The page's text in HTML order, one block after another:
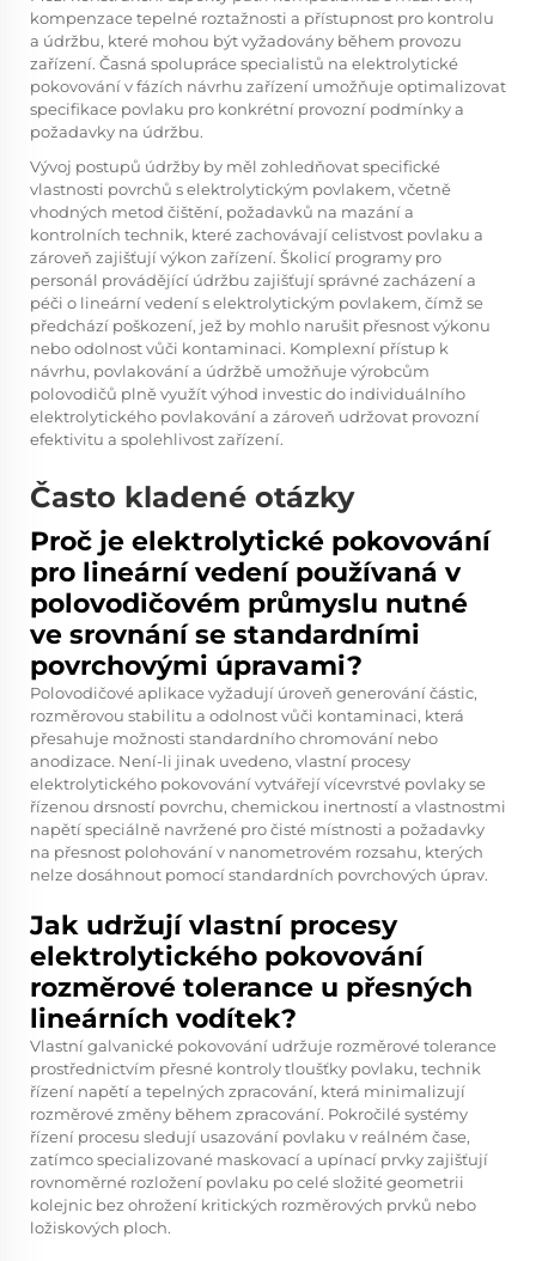
kompenzace tepelné roztažnosti a přístupnost pro kontrolu
a údržbu, které mohou být vyžadovány během provozu
zařízení. Časná spolupráce specialistů na elektrolytické
pokovování v fázích návrhu zařízení umožňuje optimalizovat
specifikace povlaku pro konkrétní provozní podmínky a
požadavky na údržbu.
Vývoj postupů údržby by měl zohledňovat specifické
vlastnosti povrchů s elektrolytickým povlakem, včetně
vhodných metod čištění, požadavků na mazání a
kontrolních technik, které zachovávají celistvost povlaku a
zároveň zajišťují výkon zařízení. Školicí programy pro
personál provádějící údržbu zajišťují správné zacházení a
péči o lineární vedení s elektrolytickým povlakem, čímž se
předchází poškození, jež by mohlo narušit přesnost výkonu
nebo odolnost vůči kontaminaci. Komplexní přístup k
návrhu, povlakování a údržbě umožňuje výrobcům
polovodičů plně využít výhod investic do individuálního
elektrolytického povlakování a zároveň udržovat provozní
efektivitu a spolehlivost zařízení.
Často kladené otázky
Proč je elektrolytické pokovování
pro lineární vedení používaná v
polovodičovém průmyslu nutné
ve srovnání se standardními
povrchovými úpravami?
Polovodičové aplikace vyžadují úroveň generování částic,
rozměrovou stabilitu a odolnost vůči kontaminaci, která
přesahuje možnosti standardního chromování nebo
anodizace. Není-li jinak uvedeno, vlastní procesy
elektrolytického pokovování vytvářejí vícevrstvé povlaky se
řízenou drsností povrchu, chemickou inertností a vlastnostmi
napětí speciálně navržené pro čisté místnosti a požadavky
na přesnost polohování v nanometrovém rozsahu, kterých
nelze dosáhnout pomocí standardních povrchových úprav.
Jak udržují vlastní procesy
elektrolytického pokovování
rozměrové tolerance u přesných
lineárních vodítek?
Vlastní galvanické pokovování udržuje rozměrové tolerance
prostřednictvím přesné kontroly tloušťky povlaku, technik
řízení napětí a tepelných zpracování, která minimalizují
rozměrové změny během zpracování. Pokročilé systémy
řízení procesu sledují usazování povlaku v reálném čase,
zatímco specializované maskovací a upínací prvky zajišťují
rovnoměrné rozložení povlaku po celé složité geometrii
kolejnic bez ohrožení kritických rozměrových prvků nebo
ložiskových ploch.